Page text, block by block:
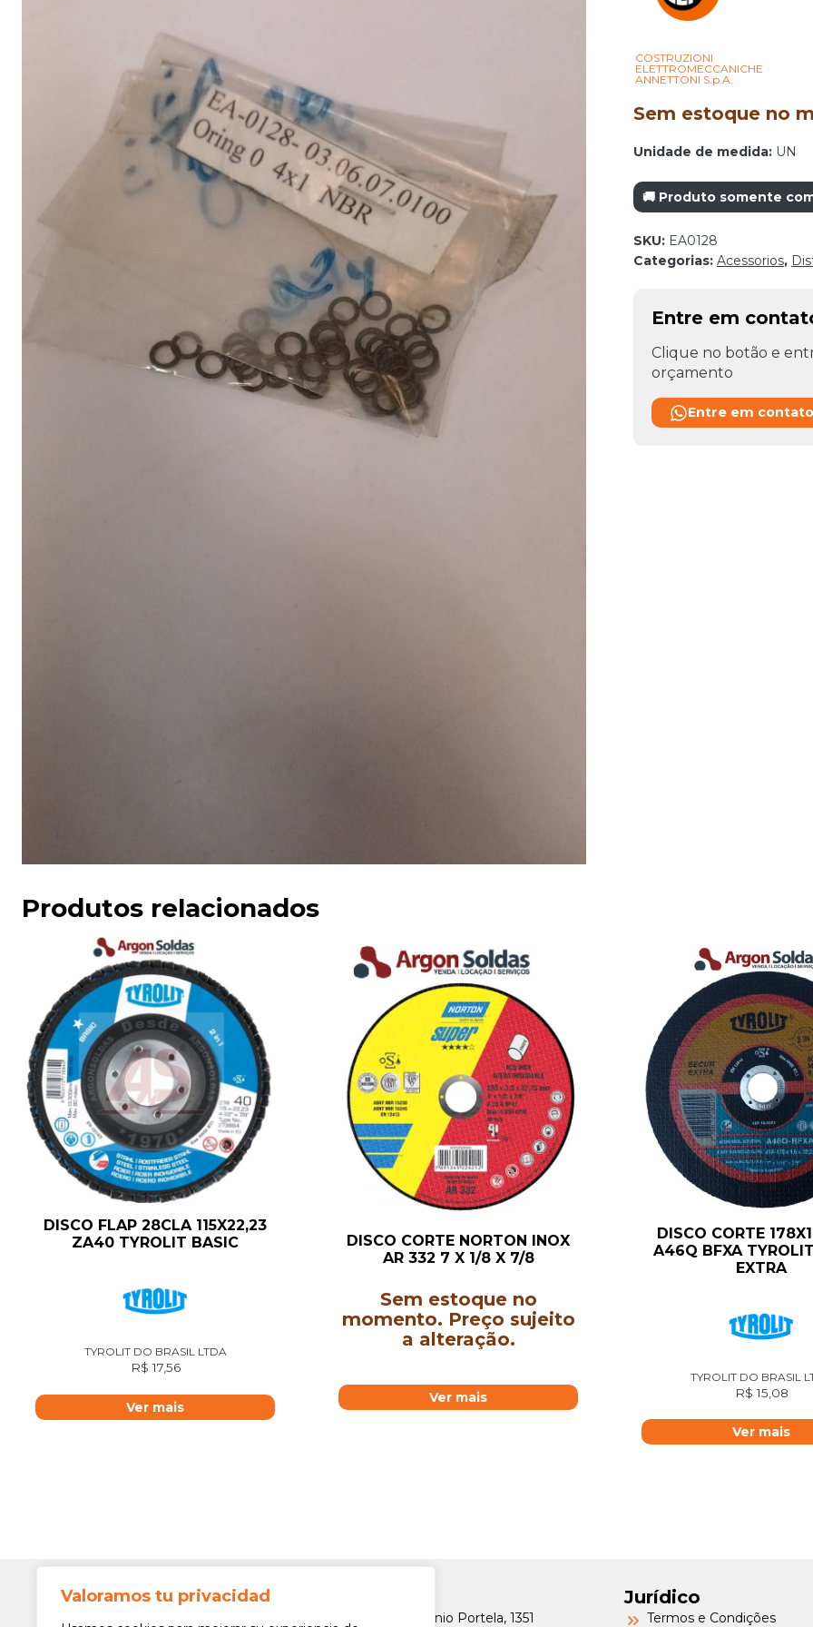
Valoramos tu privacidad
COSTRUZIONI
ELETTROMECCANICHE
ANNETTONI S.p.A.
Sem estoque no
Unidade de medida:UN
🚚 Produto somente
SKU: EA0128
Categorias: Acessorios,
Entre em
Clique no botão e
orçamento
Entre em contato
Produtos relacionados
DISCO FLAP 28CLA 115X22,23
ZA40 TYROLIT BASIC
TYROLIT DO BRASIL LTDA
R$ 17,56
Ver mais
DISCO CORTE NORTON INOX
AR 332 7 X 1/8 X 7/8
Sem estoque no
momento. Preço sujeito
a alteração.
Ver mais
DISCO CORTE
A46Q BFXA
EXTRA
TYROLIT DO BRASIL
R$ 15,08
Ver mais
Av. Min. Petrônio Portela, 1351
Jurídico
Termos e Condições